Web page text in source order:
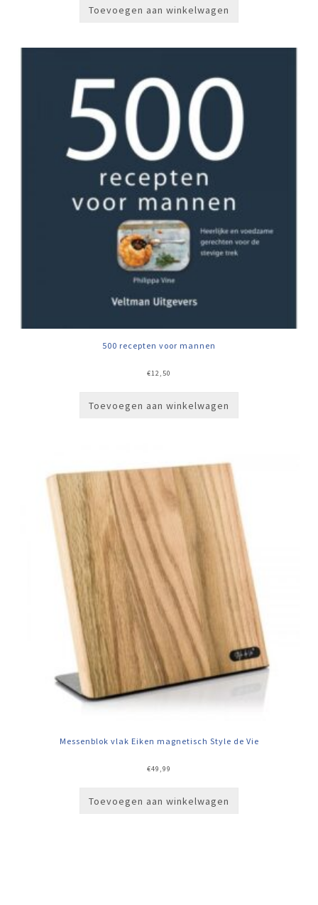
Toevoegen aan winkelwagen
500 recepten voor mannen
€12,50
Toevoegen aan winkelwagen
Messenblok vlak Eiken magnetisch Style de Vie
€49,99
Toevoegen aan winkelwagen